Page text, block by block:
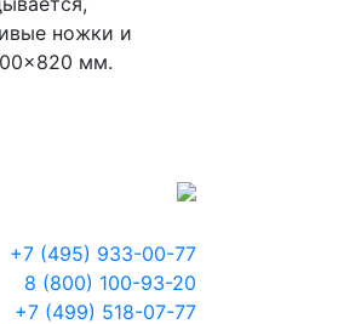
ножки и
мм.
+7 (495) 933-00-77
8 (800) 100-93-20
+7 (499) 518-07-77